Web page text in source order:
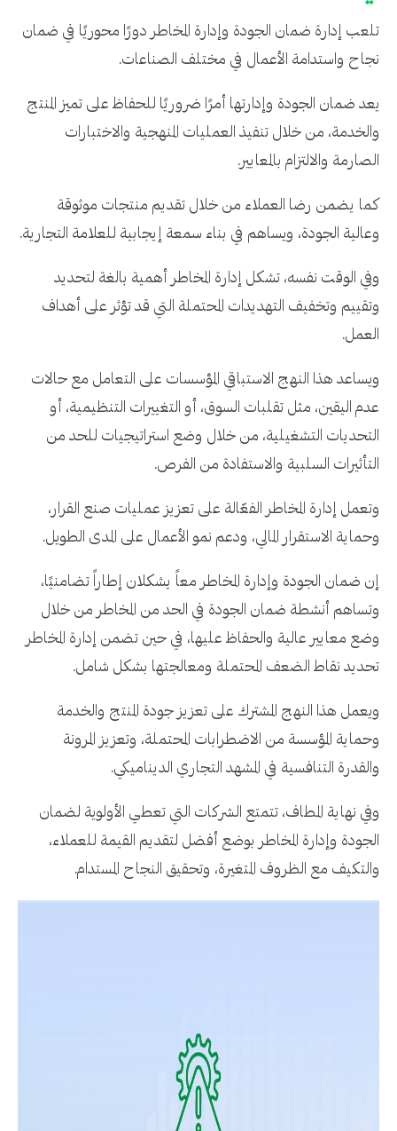
تلعب إدارة ضمان الجودة وإدارة المخاطر دورًا محوريًا في ضمان
نجاح واستدامة الأعمال في مختلف الصناعات.
يعد ضمان الجودة وإدارتها أمرًا ضروريًا للحفاظ على تميز المنتج
والخدمة، من خلال تنفيذ العمليات المنهجية والاختبارات
الصارمة والالتزام بالمعايير.
كما يضمن رضا العملاء من خلال تقديم منتجات موثوقة
وعالية الجودة، ويساهم في بناء سمعة إيجابية للعلامة التجارية.
وفي الوقت نفسه، تشكل إدارة المخاطر أهمية بالغة لتحديد
وتقييم وتخفيف التهديدات المحتملة التي قد تؤثر على أهداف
العمل.
ويساعد هذا النهج الاستباقي المؤسسات على التعامل مع حالات
عدم اليقين، مثل تقلبات السوق، أو التغييرات التنظيمية، أو
التحديات التشغيلية، من خلال وضع استراتيجيات للحد من
التأثيرات السلبية والاستفادة من الفرص.
وتعمل إدارة المخاطر الفعّالة على تعزيز عمليات صنع القرار،
وحماية الاستقرار المالي، ودعم نمو الأعمال على المدى الطويل.
إن ضمان الجودة وإدارة المخاطر معاً يشكلان إطاراً تضامنيًا،
وتساهم أنشطة ضمان الجودة في الحد من المخاطر من خلال
وضع معايير عالية والحفاظ عليها، في حين تضمن إدارة المخاطر
تحديد نقاط الضعف المحتملة ومعالجتها بشكل شامل.
ويعمل هذا النهج المشترك على تعزيز جودة المنتج والخدمة
وحماية المؤسسة من الاضطرابات المحتملة، وتعزيز المرونة
والقدرة التنافسية في المشهد التجاري الديناميكي.
وفي نهاية المطاف، تتمتع الشركات التي تعطي الأولوية لضمان
الجودة وإدارة المخاطر بوضع أفضل لتقديم القيمة للعملاء،
والتكيف مع الظروف المتغيرة، وتحقيق النجاح المستدام.